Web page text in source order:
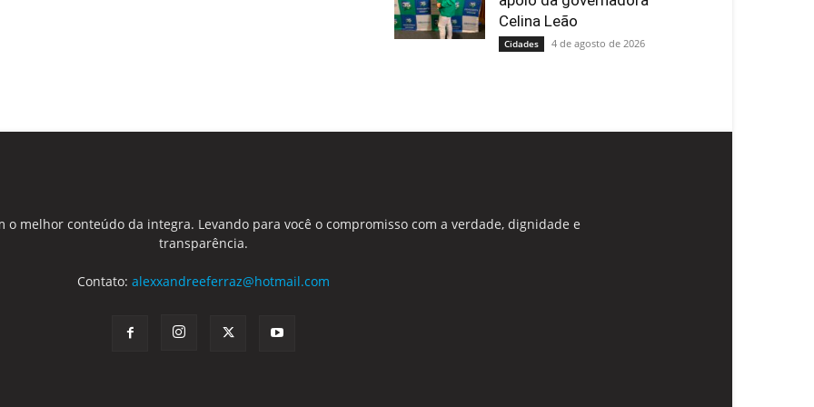
Celina Leão
Cidades 4 de agosto de 2026
o melhor conteúdo da integra. Levando para você o compromisso com a verdade, dignidade e
transparência.
Contato: alexxandreeferraz@hotmail.com